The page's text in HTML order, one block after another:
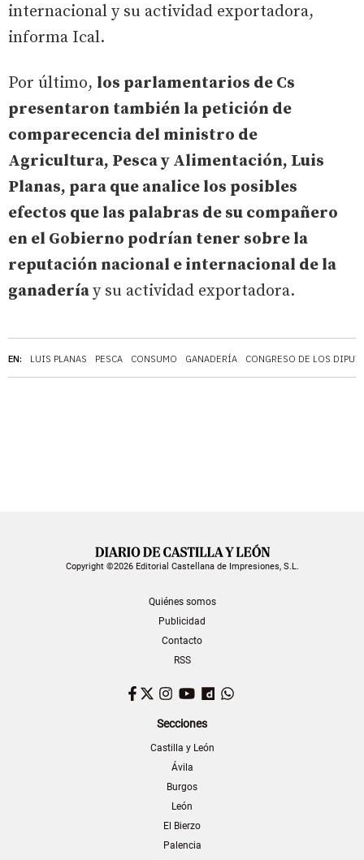
EN: LUIS PLANAS PESCA CONSUMO GANADERÍA CONGRESO DE LOS
internacional y su actividad exportadora,
informa Ical.
Por último, los parlamentarios de Cs
presentaron también la petición de
comparecencia del ministro de
Agricultura, Pesca y Alimentación, Luis
Planas, para que analice los posibles
efectos que las palabras de su compañero
en el Gobierno podrían tener sobre la
reputación nacional e internacional de la
ganaderíay su actividad exportadora.
Copyright ©2026 Editorial Castellana de Impresiones, S.L.
Quiénes somos
Publicidad
Contacto
RSS
Facebook
TwitterInstagram
YouTubeDailymotion
Secciones
Castilla y León
Ávila
Burgos
León
El Bierzo
Palencia